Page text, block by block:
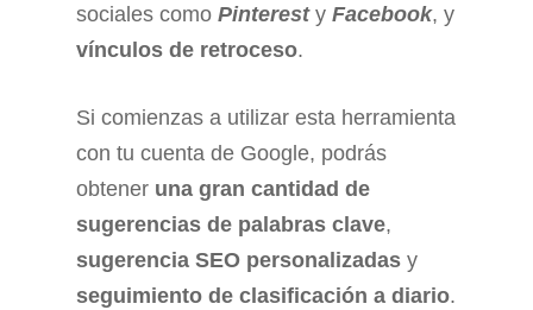
sociales como Pinteresty Facebook, y
vínculos de retroceso.
Si comienzas a utilizar esta herramienta
con tu cuenta de Google, podrás
obtener una gran cantidad de
sugerencias de palabras clave,
sugerencia SEO personalizadas y
seguimiento de clasificación a diario.